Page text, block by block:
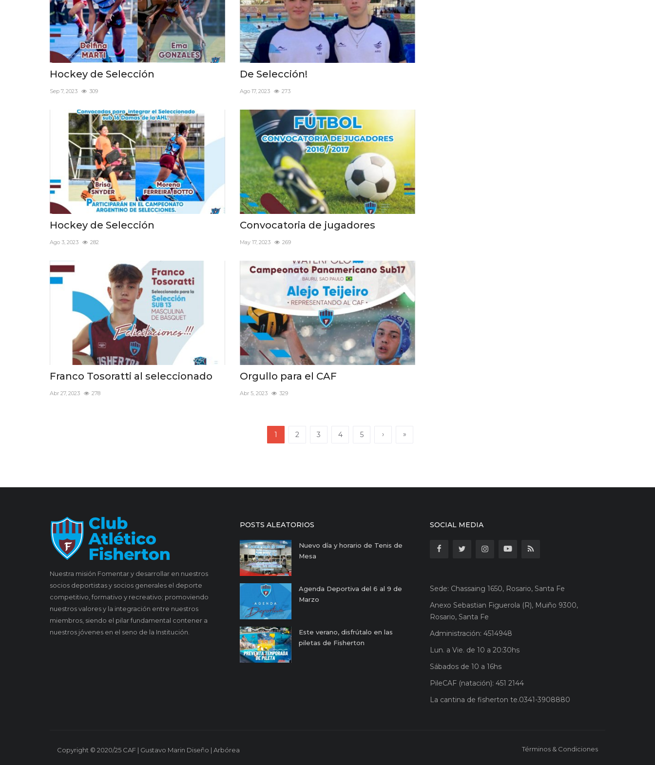
Hockey de Selección
Sep 7, 2023 309
De Selección!
Ago 17, 2023 273
Hockey de Selección
Ago 3, 2023 282
Convocatoria de jugadores
May 17, 2023 269
Franco Tosoratti al seleccionado
Abr 27, 2023 278
Orgullo para el CAF
Abr 5, 2023 329
1 2 3 4 5 › »
Nuestra misión Fomentar y desarrollar en nuestros
socios deportistas y socios generales el deporte
competitivo, formativo y recreativo; promoviendo
nuestros valores y la integración entre nuestros
miembros, siendo el pilar fundamental contener a
nuestros jóvenes en el seno de la Institución.
POSTS ALEATORIOS
Nuevo día y horario de Tenis de
Mesa
Agenda Deportiva del 6 al 9 de
Marzo
Este verano, disfrútalo en las
piletas de Fisherton
SOCIAL MEDIA
Sede: Chassaing 1650, Rosario, Santa Fe
Anexo Sebastian Figuerola (R), Muiño 9300,
Rosario, Santa Fe
Administración: 4514948
Lun. a Vie. de 10 a 20:30hs
Sábados de 10 a 16hs
PileCAF (natación): 451 2144
La cantina de fisherton te.0341-3908880
Copyright © 2020/25 CAF | Gustavo Marin Diseño | Arbórea Términos & Condiciones